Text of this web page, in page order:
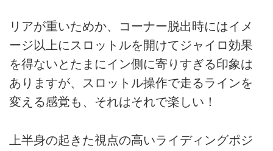
リアが重いためか、コーナー脱出時にはイメ
ージ以上にスロットルを開けてジャイロ効果
を得ないとたまにイン側に寄りすぎる印象は
ありますが、スロットル操作で走るラインを
変える感覚も、それはそれで楽しい！
上半身の起きた視点の高いライディングポジ